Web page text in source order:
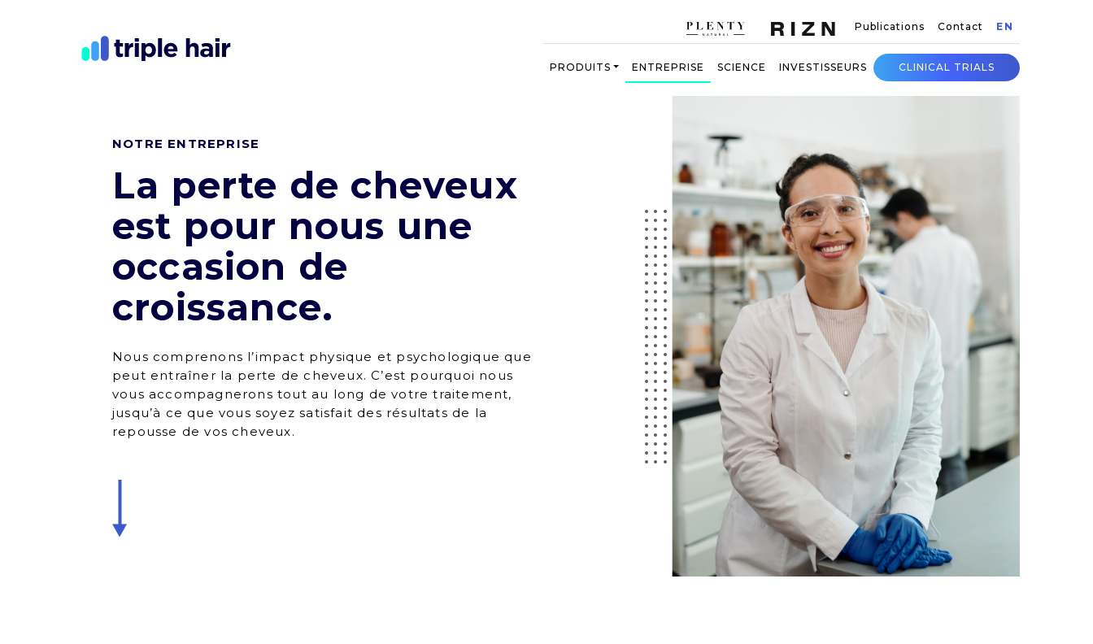
Publications Contact EN
PRODUITS ENTREPRISE SCIENCE INVESTISSEURS CLINICAL TRIALS
NOTRE ENTREPRISE
La perte de cheveux
est pour nous une
occasion de
croissance.
Nous comprenons l’impact physique et psychologique que
peut entraîner la perte de cheveux. C’est pourquoi nous
vous accompagnerons tout au long de votre traitement,
jusqu’à ce que vous soyez satisfait des résultats de la
repousse de vos cheveux.